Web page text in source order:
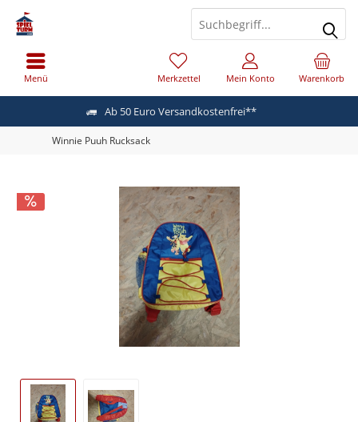
Ab 50 Euro Versandkostenfrei**
Menü Warenkorb
Merkzettel Mein Konto
Winnie Puuh Rucksack